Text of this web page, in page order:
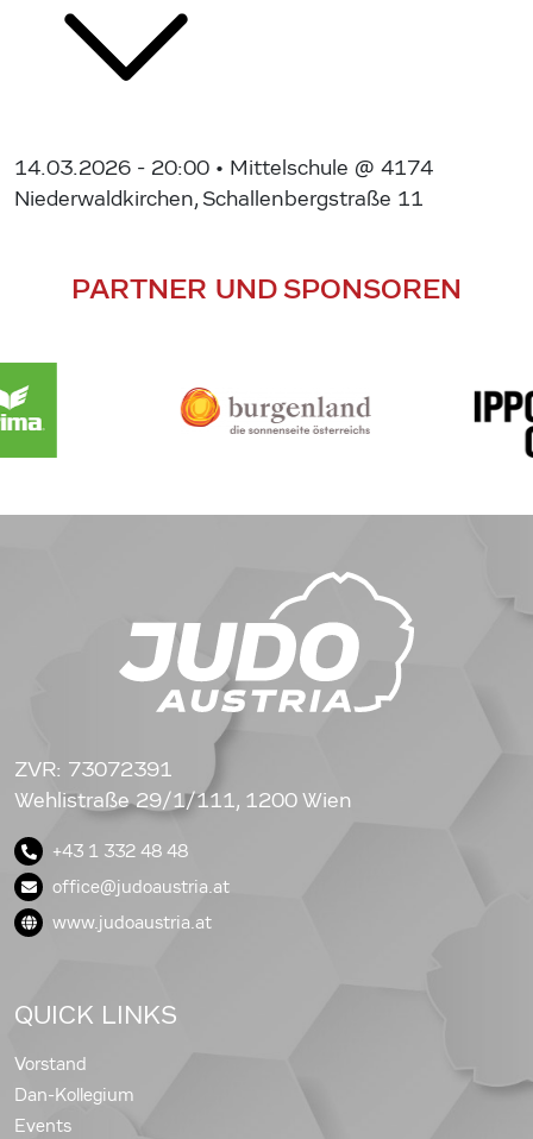
14.03.2026 - 20:00 • Mittelschule @ 4174
Niederwaldkirchen, Schallenbergstraße 11
PARTNER UND SPONSOREN
ZVR: 73072391
Wehlistraße 29/1/111, 1200 Wien
+43 1 332 48 48
office@judoaustria.at
www.judoaustria.at
QUICK LINKS
Vorstand
Dan-Kollegium
Events